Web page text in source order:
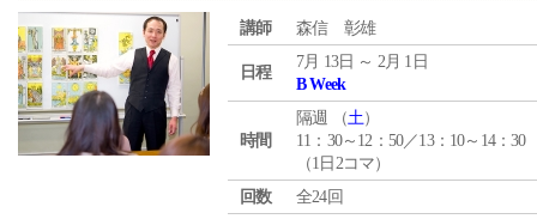
講師 森信 彰雄
日程
7月 13日 ～ 2月 1日
B Week
時間
隔週 （土）
11：30～12：50／13：10～14：30
（1日2コマ）
回数
全24回